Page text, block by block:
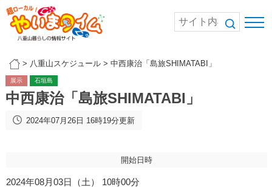
> 八重山スケジュール> 中西康治「島旅SHIMATABI」
展示 石垣島
中西康治「島旅SHIMATABI」
2024年07月26日 16時19分更新
開始日時
2024年08月03日（土） 10時00分